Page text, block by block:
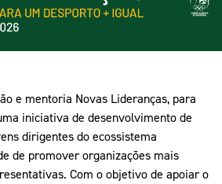
História Olímpica de
Mais Desporto
Arquivo Histórico
Carta do atleta
Mais Desporto
Arquivo Histórico
Mais Desporto
Arquivo Histórico
Educação Olímpica
Mais Desporto
Arquivo Histórico
Educação Olímpica
Ciência e
Integridade
Sustentabilidade
Parceiros Olímpicos
Produtos e Serviços
Mais Desporto
Revista Olimpo
Fotografias
Vídeos
Informações aos Media
e mentoria Novas Lideranças, para
iniciativa de desenvolvimento de
dirigentes do ecossistema
de promover organizações mais
Com o objetivo de apoiar o